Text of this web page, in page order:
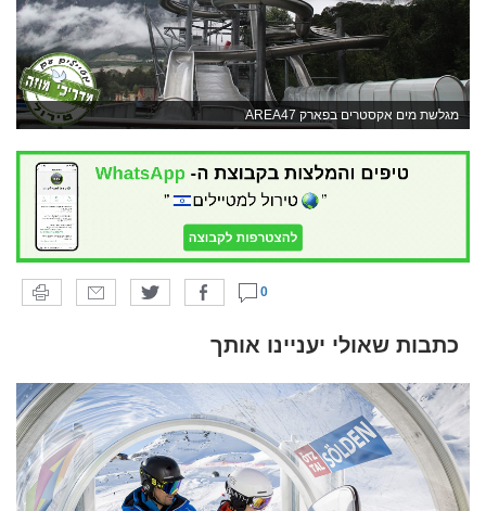
מגלשת מים אקסטרים בפארק AREA47
0
כתבות שאולי יעניינו אותך